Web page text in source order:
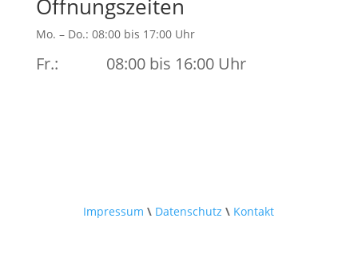
Öffnungszeiten
Mo. – Do.: 08:00 bis 17:00 Uhr
Fr.: 08:00 bis 16:00 Uhr
Impressum \ Datenschutz \ Kontakt